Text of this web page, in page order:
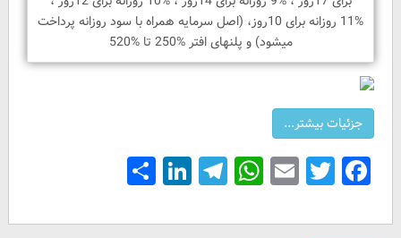
%11 روزانه برای 10روز، (اصل سرمایه همراه با سود روزانه پرداخت
میشود) و پلنهای افتر %250 تا %520
Facebook
Twitter
Email
WhatsApp
Telegram
LinkedIn
Share